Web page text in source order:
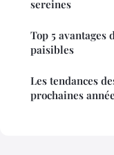
sereines
Top 5 avantages
paisibles
Les tendances
prochaines